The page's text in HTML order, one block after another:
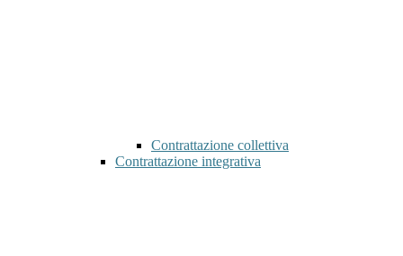
Contrattazione collettiva
Contrattazione integrativa